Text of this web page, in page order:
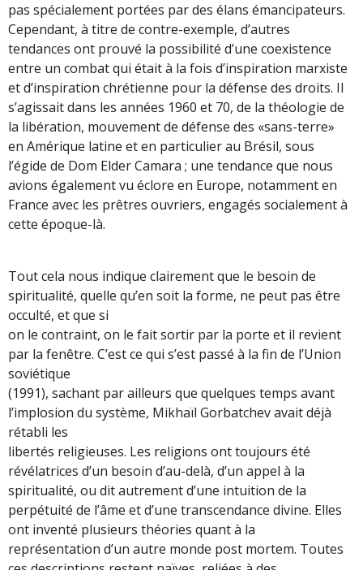
pas spécialement portées par des élans émancipateurs.
Cependant, à titre de contre-exemple, d’autres
tendances ont prouvé la possibilité d’une coexistence
entre un combat qui était à la fois d’inspiration marxiste
et d’inspiration chrétienne pour la défense des droits. Il
s’agissait dans les années 1960 et 70, de la théologie de
la libération, mouvement de défense des «sans-terre»
en Amérique latine et en particulier au Brésil, sous
l’égide de Dom Elder Camara ; une tendance que nous
avions également vu éclore en Europe, notamment en
France avec les prêtres ouvriers, engagés socialement à
cette époque-là.
Tout cela nous indique clairement que le besoin de
spiritualité, quelle qu’en soit la forme, ne peut pas être
occulté, et que si
on le contraint, on le fait sortir par la porte et il revient
par la fenêtre. C’est ce qui s’est passé à la fin de l’Union
soviétique
(1991), sachant par ailleurs que quelques temps avant
l’implosion du système, Mikhaïl Gorbatchev avait déjà
rétabli les
libertés religieuses. Les religions ont toujours été
révélatrices d’un besoin d’au-delà, d’un appel à la
spiritualité, ou dit autrement d’une intuition de la
perpétuité de l’âme et d’une transcendance divine. Elles
ont inventé plusieurs théories quant à la
représentation d’un autre monde post mortem. Toutes